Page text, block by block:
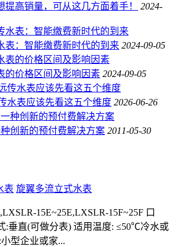
提高销量，可从这几方面着手！
2024-
表：智能缴费新时代的到来 2024-09-05
的价格区间及影响因素 2024-09-05
水表应该先看这五个维度 2026-06-26
创新的预付费解决方案 2011-05-30
旋翼多流立式水表
15E~25E,LXSLR-15F~25F 口
:垂直(可做分表) 适用温度: ≤50℃冷水或
型企业或家...